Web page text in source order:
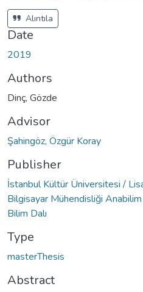
Alıntıla
Date
2019
Authors
Dinç, Gözde
Advisor
Şahingöz, Özgür Koray
Publisher
İstanbul Kültür Üniversitesi /
Bilgisayar Mühendisliği
Bilim Dalı
Type
masterThesis
Abstract